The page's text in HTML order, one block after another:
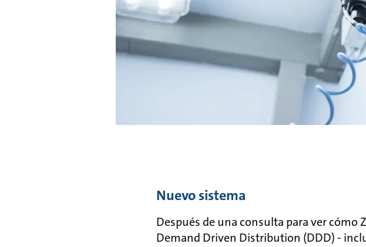
Nuevo sistema
Después de una consulta para ver
Demand Driven Distribution (DDD) -